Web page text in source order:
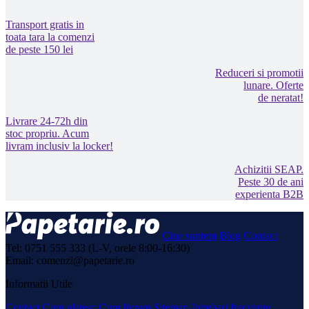
Transport gratis in
toata tara la comenzi
de peste 150 lei
Reduceri si promotii
lunare. Oferte
de neratat!
Livrare 24-72h din
stoc propriu. Acum
livram inclusiv la locker!
Achizitii SEAP.
Peste 30 de ani
experienta B2B
Cine suntem Blog Contact
Tel: 0751 555 333 (L-V, orele 8:00-16:30)
Email: comenzi@papetarie.ro
Informatii Utile